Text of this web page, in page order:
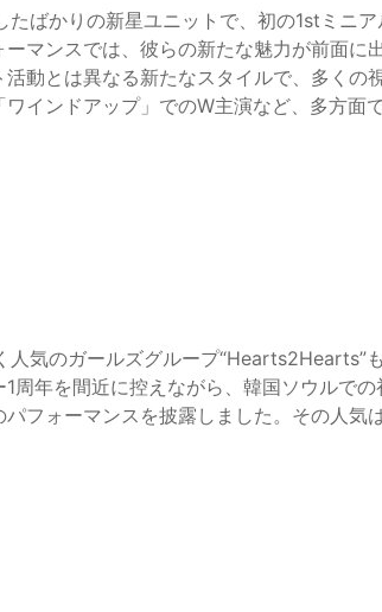
ばかりの新星ユニットで、初の1stミニア
マンスでは、彼らの新たな魅力が前面に
動とは異なる新たなスタイルで、多くの
インドアップ」でのW主演など、多方面
気のガールズグループ“Hearts2Hearts”
周年を間近に控えながら、韓国ソウルで
フォーマンスを披露しました。その人気